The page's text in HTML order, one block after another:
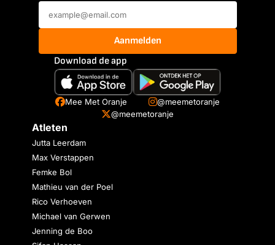
Aanmelden
Download de app
Mee Met Oranje
@meemetoranje
@meemetoranje
Atleten
Jutta Leerdam
Max Verstappen
Femke Bol
Mathieu van der Poel
Rico Verhoeven
Michael van Gerwen
Jenning de Boo